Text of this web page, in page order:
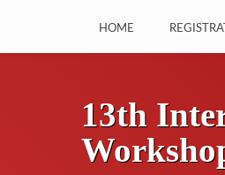
HOME
13th